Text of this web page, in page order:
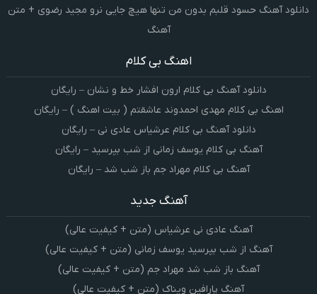
دانلود آهنگ حسود قلبم بدون من تنها هیچ جایی نرو مجید رضوی + متن
آهنگ
اهنگ بی کلام
دانلود آهنگ بی کلام ارون افشار خط و نشان – رایگان
اهنگ بی کلام مهدی احمدوند عاشقتم ( بیت اهنگ ) – رایگان
دانلود آهنگ بی کلام عرشیاس عادی نی – رایگان
آهنگ بی کلام یوسف زمانی از شب بپرسید – رایگان
آهنگ بی کلام مهراد جم باز شب شد – رایگان
آهنگ جدید
آهنگ عادی نی عرشیاس (متن + کیفیت عالی)
آهنگ از شب بپرسید یوسف زمانی (متن + کیفیت عالی)
آهنگ باز شب شد مهراد جم (متن + کیفیت عالی)
آهنگ پارافین ویناک (متن + کیفیت عالی)